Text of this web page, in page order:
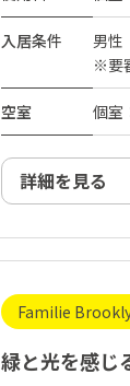
入居条件
男性
※要
空室 個室
詳細を見る
Familie
緑と光を感